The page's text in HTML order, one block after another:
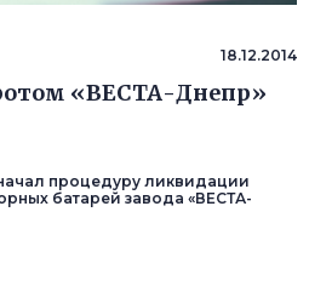
18.12.2014
«ВЕСТА-Днепр»
процедуру ликвидации
батарей завода «ВЕСТА-